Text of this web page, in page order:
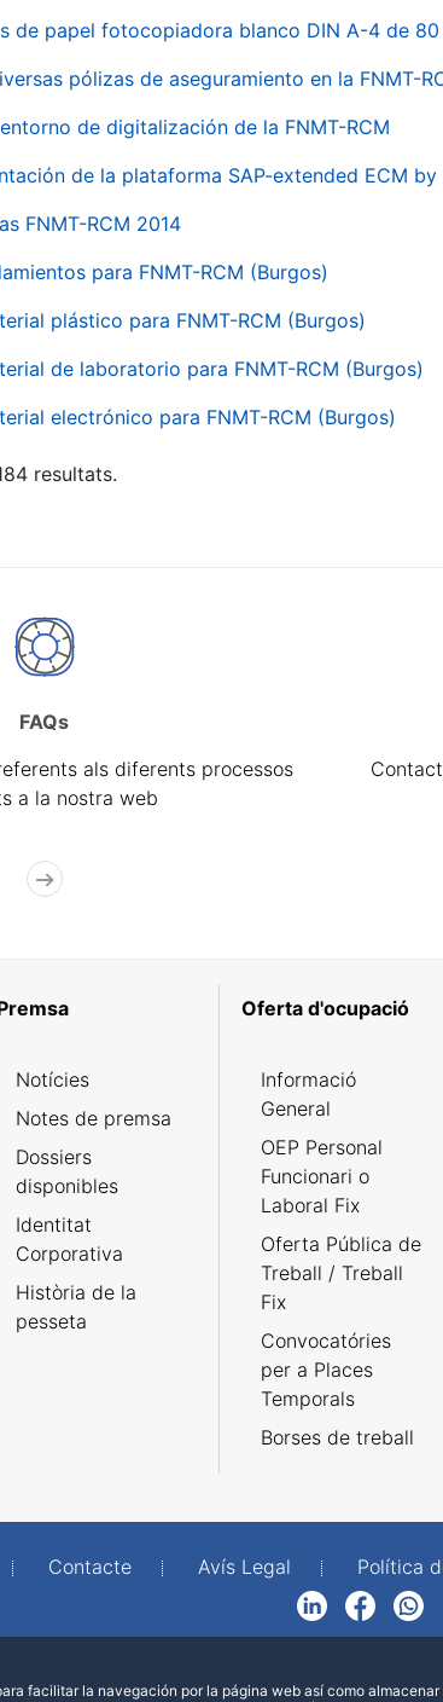
de papel fotocopiadora blanco DIN A-4 de 80
pólizas de aseguramiento en la FNMT-
de digitalización de la FNMT-RCM
de la plataforma SAP-extended ECM by
FNMT-RCM 2014
para FNMT-RCM (Burgos)
plástico para FNMT-RCM (Burgos)
de laboratorio para FNMT-RCM (Burgos)
electrónico para FNMT-RCM (Burgos)
resultats.
FAQs
als diferents processos
a la nostra web
Notícies
Notes de premsa
Dossiers
disponibles
Identitat
Corporativa
Història de la
pesseta
Oferta d'ocupació
Informació
General
OEP Personal
Funcionari o
Laboral Fix
Oferta Pública de
Treball / Treball
Fix
Convocatóries
per a Places
Temporals
Borses de treball
Contacte Avís Legal Política
FacebookWhatsApp
facilitar la navegación por la página web así como